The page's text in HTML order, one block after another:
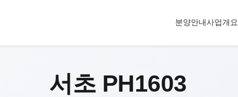
분양안내사업개요
서초 PH1603